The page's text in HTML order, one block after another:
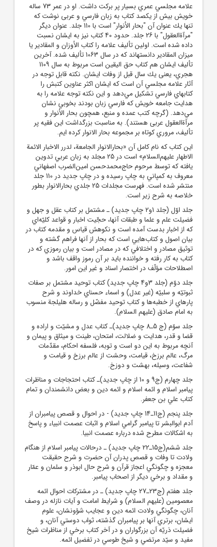
علامه مجلسي عمري بسيار پر بركت داشت. او در عمر 73 ساله
خويش بيش از يكصد كتاب به زبان فارسي و عربى نوشت كه
تنها يك عنوان آن "بحار الأنوار" است با 110 جلد. عنوان ديگر
"مرآة‌العقول" با 26 جلد. حدود 40 كتاب نيز به ايشان نسبت
داده شده است. اولين تأليف علامه را كتاب الأوزان و المقادير يا
ميزان المقادير دانسته‏اند كه در سال 1063 تأليف شده. آخرين
تأليف ايشان هم كتاب حق اليقين است مربوط به سال 1109
هجري، يعنى يك سال قبل از وفات ايشان. نكته قابل توجه در
آثار علامه مجلسي آن است كه ايشان اكثر عناوين كتبش را
كتابهاي فارسي تشكيل مي‌‏دهد و اين نكته توجه علامه را به
هدايت جامعه خويش كه فارسي زبان بودند بخوبي نشان
مي‌‏دهد. (گرچه كتب عمده و منبع، همچون بحار الأنوار و
مرآة‌العقول عربى هستند). به مناسبت بزرگداشت اين فقيه پر
تأليف، مروري کوتاه بر مجموعه بحار الانوار کرده ايم.
اين کتاب که نام کامل آن «بحارالانوار الجامعة، لدرر الاخبار الائمة
الاطهار عليهم‌السلام» است در 25 مجلد به زبان عربي تدوين
يافته که توسط مرحوم حاج‌محمدحسن امين‌الضرب اصفهاني
معروف به کمپاني به چاپ رسيده و در چاپ جديد در 110 جلد
منتشر شده است. فهرست مجلدات 25 جلدي بحارالانوار بطور
خلاصه به شرح زير است.
جلد اوّل (جلد 1و2 چاپ جديد) ـ مشتمل بر کتاب عقل و جهل و
فضيلت علم و علما و طبقات آنها، حجّيت اخبار و قواعد کليّه‌اي
که از اخبار بدست آمده است و نکوهش قياس و مقدمه کتاب در
بيان اصول و کتاب‌هايي است که بحار از آنها فراهم گشته و
توثيق مصادر و اختلافي که در مصادر است و بيان رموزي که در
کتاب به کار رفته و خواننده بايد بر آن رموز واقف باشد و
اصطلاحات مؤلّف در اختصار اسناد و غير اين امور.
جلد دوّم (جلد 3و4 چاپ جديد) کتاب توحيد مشتمل بر صفات
ثبوتيّه و سلبيّه (غير عدل) و اسماء حسناي خداوند و شرح
پارهاي از خطبه‌ها و کتاب توحيد مفضّل و رساله هليلجة منسوب
به امام صادق (عليهم السلام).
جلد سوّم (ج 5ـ8 چاپ جديد)ـ کتاب عدل و مشيّت و اراده و
قضا و قدر، هدايت و ضلالت، امتحان، طينت و ميثاق و پيمان و
آنچه مربوط به اين دو است و توبه، فلسفه احکام، مقدّمات
مرگ، عالم برزخ، قيامت، وحشت از عالم برزخ و قيامت و
شفاعت، وسيله، بهشت و دوزخ.
جلد چهارم (ج9 و 10 از چاپ جديد)ـ کتاب احتجاجات و مناظرات
پيامبر اسلام و ائمه اسلام و ائمه دين و بعض دانشمندان و تمام
کتاب علي بن جعفر.
جلد پنجم (ج11ـ14 چاپ جديد) - در احوال و قصص پيامبران از
آدم ابوالبشر تا پيامبر گرامي اسلام و اثبات عصمت انبياء و پاسخ
به اشکالات مطرح شده درباره عصمت انبيا.
جلد ششم(ج15ـ22 چاپ جديد) ـ درحالات پيامبر اسلام از هنگام
ولادت تا وفات و قصص پدران آن حضرت و شرح حقيقت
معجزه و چگونگي اعجاز قرآن و شرح حال ابوذر و سلمان و عمّار
و مقداد و برخي ديگر از اصحاب پيامبر.
جلد هفتم (ج23ـ27 چاپ جديد) ـ در مشترکات احوال ائمه
معصومين (عليهم السلام) و شرايط امامت و آيات نازله در وصف
آنان، چگونگي ولادت ائمه دين و عجايب شؤونشان، علوم
ايشان، برتري آنها بر پيامبران گذشته، ثواب دوستي آنان، و
فضيلت ذريّه آن بزرگواران و در آخر کتاب برخي از مناظرات شيخ
مفيد و سيّد مرتضي و شيخ طوسي در تفضيل ائمه.